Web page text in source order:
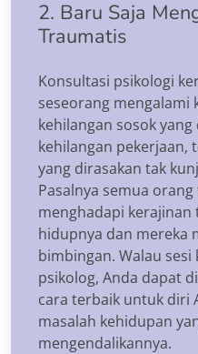
2. Baru Saja
Traumatis
Konsultasi psikologi
seseorang mengalami
kehilangan sosok
kehilangan pekerjaan,
yang dirasakan tak
Pasalnya semua
menghadapi
hidupnya dan mereka
bimbingan. Walau
psikolog, Anda dapat
cara terbaik untuk diri
masalah kehidupan
mengendalikannya.